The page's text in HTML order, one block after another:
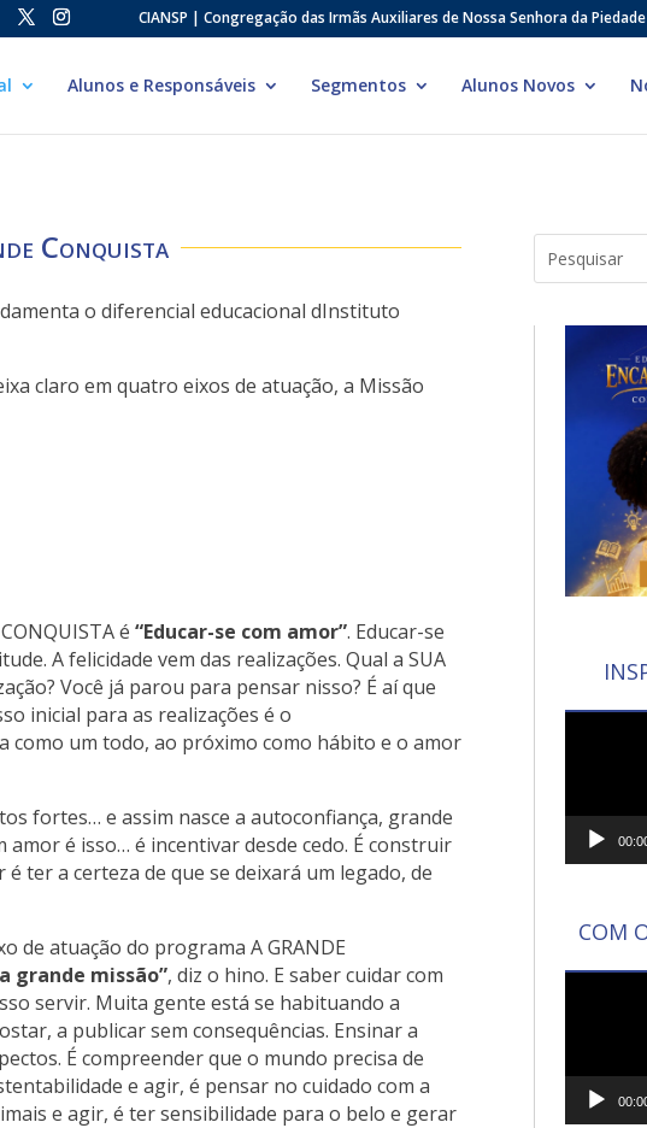
CIANSP | Congregação das Irmãs Auxiliares de Nossa Senhora da Piedade
Alunos e Responsáveis Segmentos Alunos Novos
Conquista
o diferencial educacional dInstituto
claro em quatro eixos de atuação, a Missão
é“Educar-se com amor”. Educar-se
A felicidade vem das realizações. Qual a SUA
Você já parou para pensar nisso? É aí que
inicial para as realizações é o
como um todo, ao próximo como hábito e o amor
fortes… e assim nasce a autoconfiança, grande
é isso… é incentivar desde cedo. É construir
ter a certeza de que se deixará um legado, de
de atuação do programa A GRANDE
grande missão”, diz o hino. E saber cuidar com
servir. Muita gente está se habituando a
a publicar sem consequências. Ensinar a
É compreender que o mundo precisa de
e agir, é pensar no cuidado com a
e agir, é ter sensibilidade para o belo e gerar
COM